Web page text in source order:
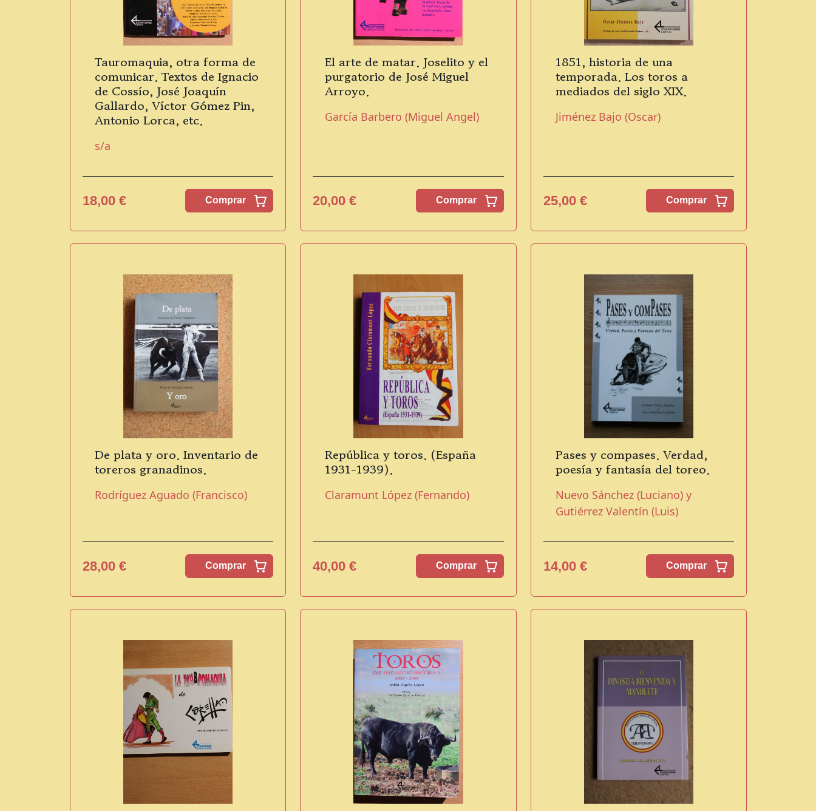
Tauromaquia, otra forma de
comunicar. Textos de Ignacio
de Cossío, José Joaquín
Gallardo, Víctor Gómez Pin,
Antonio Lorca, etc.
s/a
18,00 € Comprar
El arte de matar. Joselito y el
purgatorio de José Miguel
Arroyo.
García Barbero (Miguel Angel)
20,00 € Comprar
1851, historia de una
temporada. Los toros a
mediados del siglo XIX.
Jiménez Bajo (Oscar)
25,00 € Comprar
De plata y oro. Inventario de
toreros granadinos.
Rodríguez Aguado (Francisco)
28,00 € Comprar
República y toros. (España
1931-1939).
Claramunt López (Fernando)
40,00 € Comprar
Pases y compases. Verdad,
poesía y fantasía del toreo.
Nuevo Sánchez (Luciano) y
Gutiérrez Valentín (Luis)
14,00 € Comprar